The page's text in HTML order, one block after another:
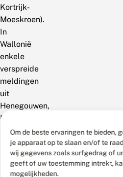
Om de beste ervaringen te bieden,
je apparaat op te slaan en/of te
wij gegevens zoals surfgedrag of
geeft of uw toestemming intrekt,
mogelijkheden.
Kortrijk-
Moeskroen).
In
Wallonië
enkele
verspreide
meldingen
uit
Henegouwen,
Namen
Luxemburg.
soort